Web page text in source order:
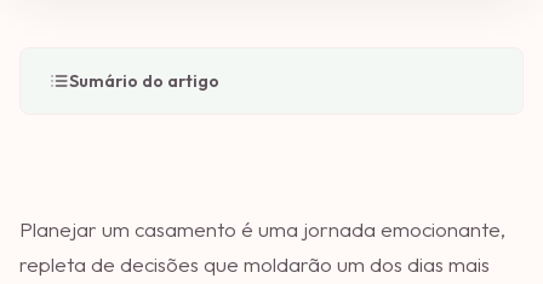
Sumário do artigo
Planejar um casamento é uma jornada emocionante,
repleta de decisões que moldarão um dos dias mais